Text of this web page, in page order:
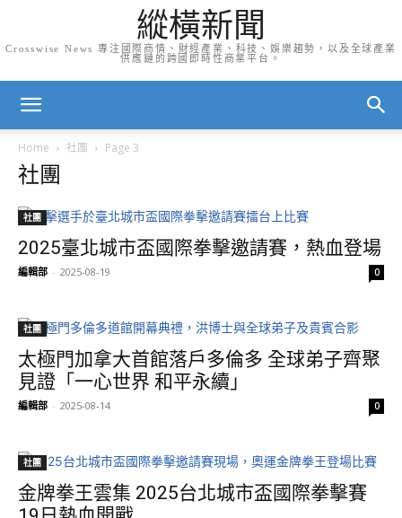
縱橫新聞
Crosswise News 專注國際商情、財經產業、科技、娛樂趨勢，以及全球產業
供應鏈的跨國即時性商業平台。
Home 社團 Page 3
社團
社團
2025臺北城市盃國際拳擊邀請賽，熱血登場
編輯部 - 2025-08-19 0
社團
太極門加拿大首館落戶多倫多 全球弟子齊聚
見證「一心世界 和平永續」
編輯部 - 2025-08-14 0
社團
金牌拳王雲集 2025台北城市盃國際拳擊賽